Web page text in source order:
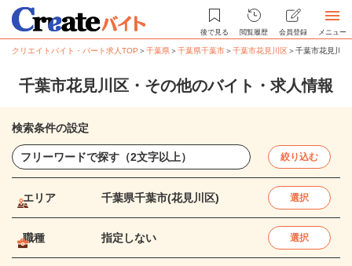
後で見る 閲覧履歴 会員登録 メニュー
クリエイトバイト・パート求人TOP ＞千葉県＞千葉県千葉市＞千葉市花見川区＞千葉市花見川
千葉市花見川区・その他のバイト・求人情報
検索条件の設定
絞り込む
エリア 千葉県千葉市(花見川区) 選択
職種 指定しない 選択